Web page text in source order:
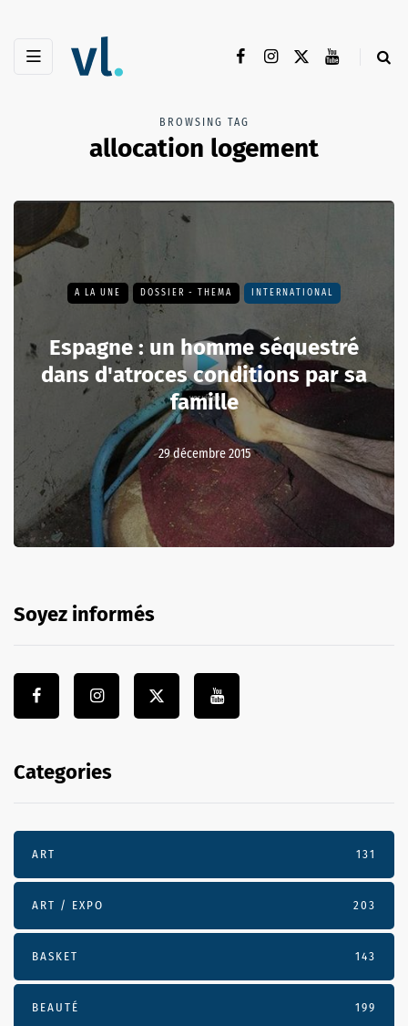
BROWSING TAG
allocation logement
A LA UNE DOSSIER - THEMA INTERNATIONAL
Espagne : un homme séquestré
dans d'atroces conditions par sa
famille
29 décembre 2015
Soyez informés
Categories
ART 131
ART / EXPO 203
BASKET 143
BEAUTÉ 199